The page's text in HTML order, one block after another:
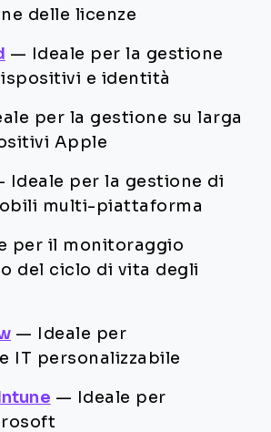
delle licenze
—
Ideale per la gestione
e identità
per la gestione su larga
Apple
Ideale per la gestione di
multi-piattaforma
per il monitoraggio
del ciclo di vita degli
—
Ideale per
IT personalizzabile
—
Ideale per